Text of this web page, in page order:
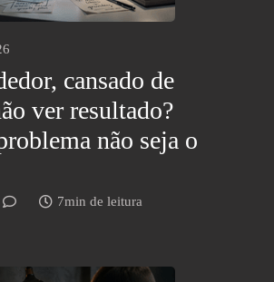
cansado de
ver resultado?
não seja o
7min de leitura